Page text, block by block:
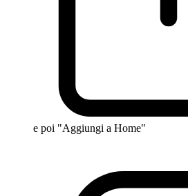
e poi "Aggiungi a Home"